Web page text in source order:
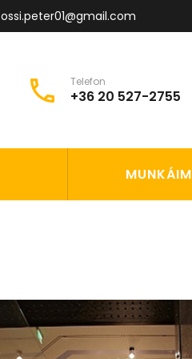
ossi.peter01@gmail.com
Telefon
+36 20 527-2755
MUNKÁIM